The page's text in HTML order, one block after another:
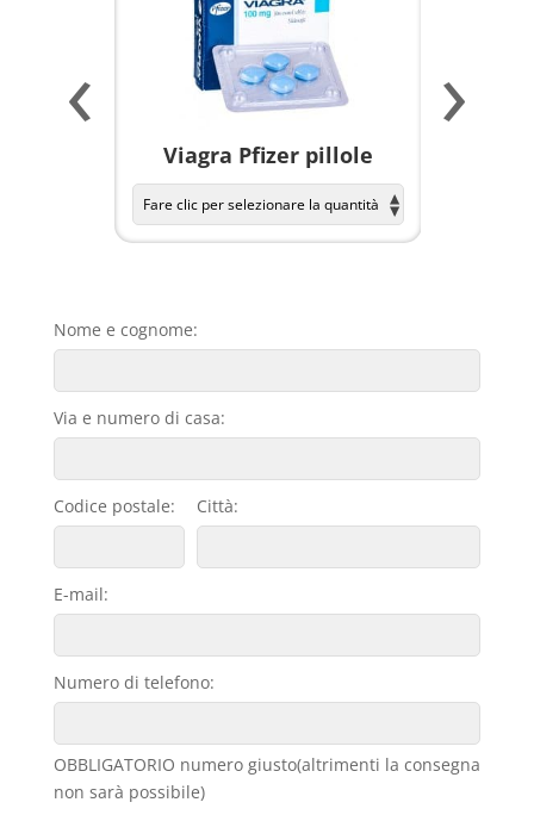
Viagra Pfizer pillole
‹ ›
Nome e cognome:
Via e numero di casa:
Codice postale: Città:
E-mail:
Numero di telefono:
OBBLIGATORIO numero giusto(altrimenti la consegna
non sarà possibile)